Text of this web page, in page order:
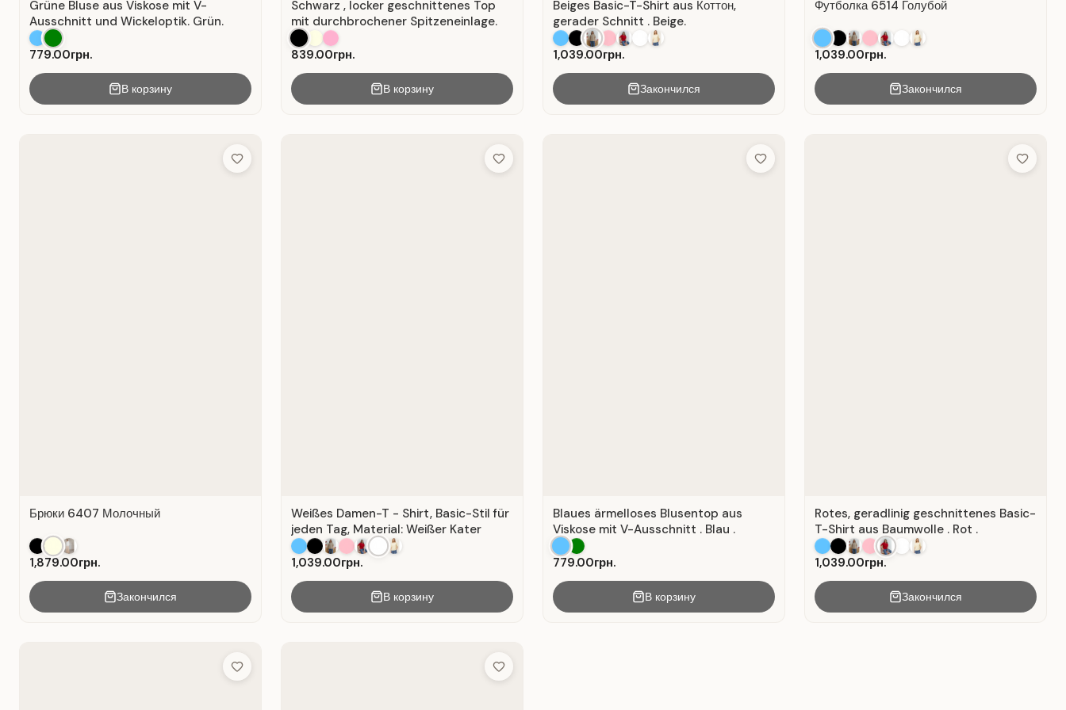
Grüne Bluse aus Viskose mit V-
Ausschnitt und Wickeloptik. Grün.
779.00грн.
В корзину
Schwarz , locker geschnittenes Top
mit durchbrochener Spitzeneinlage.
839.00грн.
В корзину
Beiges Basic-T-Shirt aus Коттон,
gerader Schnitt . Beige.
1,039.00грн.
Закончился
Футболка 6514 Голубой
1,039.00грн.
Закончился
Add to Wish List
Брюки 6407 Молочный
1,879.00грн.
Закончился
Add to Wish List
Weißes Damen-T - Shirt, Basic-Stil für
jeden Tag, Material: Weißer Kater
1,039.00грн.
В корзину
Add to Wish List
Blaues ärmelloses Blusentop aus
Viskose mit V-Ausschnitt . Blau .
779.00грн.
В корзину
Add to
Rotes, geradlinig geschnittenes Basic-
T-Shirt aus Baumwolle . Rot .
1,039.00грн.
Закончился
Add to Wish List Add to Wish List